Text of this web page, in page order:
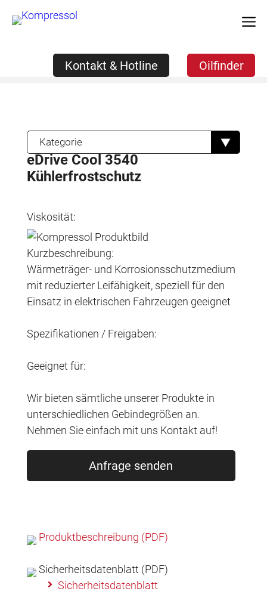
Inhalt
Kontakt & Hotline Oilfinder
Kontakt & Hotline Oilfinder
Kategorie
eDrive Cool 3540
Kühlerfrostschutz
Viskosität:
Kurzbeschreibung:
Wärmeträger- und Korrosionsschutzmedium
mit reduzierter Leifähigkeit, speziell für den
Einsatz in elektrischen Fahrzeugen geeignet
Spezifikationen / Freigaben:
Geeignet für:
Wir bieten sämtliche unserer Produkte in
unterschiedlichen Gebindegrößen an.
Nehmen Sie einfach mit uns Kontakt auf!
Anfrage senden
Produktbeschreibung (PDF)
Sicherheitsdatenblatt (PDF)
Sicherheitsdatenblatt